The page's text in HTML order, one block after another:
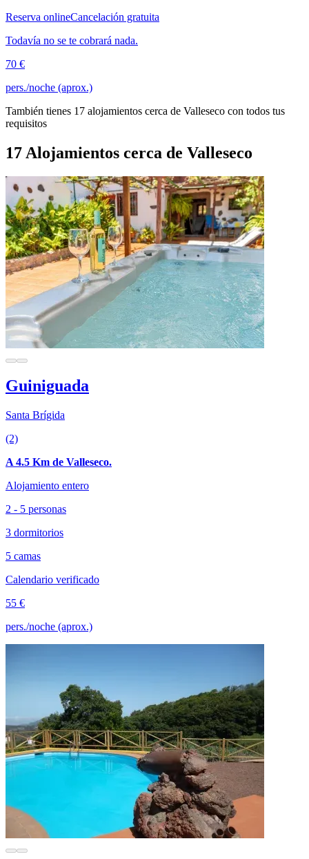
Reserva onlineCancelación gratuita
Todavía no se te cobrará nada.
70 €
pers./noche (aprox.)
También tienes 17 alojamientos cerca de Valleseco con todos tus
requisitos
17 Alojamientos cerca de Valleseco
Guiniguada
Santa Brígida
(2)
A 4.5 Km de Valleseco.
Alojamiento entero
2 - 5 personas
3 dormitorios
5 camas
Calendario verificado
55 €
pers./noche (aprox.)